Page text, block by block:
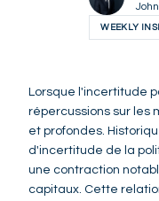
WEEKLY
Lorsque l'incertitude
répercussions sur les
et profondes.
d'incertitude de la
une contraction
capitaux. Cette